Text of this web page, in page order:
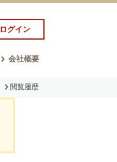
ログイン
会社概要
閲覧履歴